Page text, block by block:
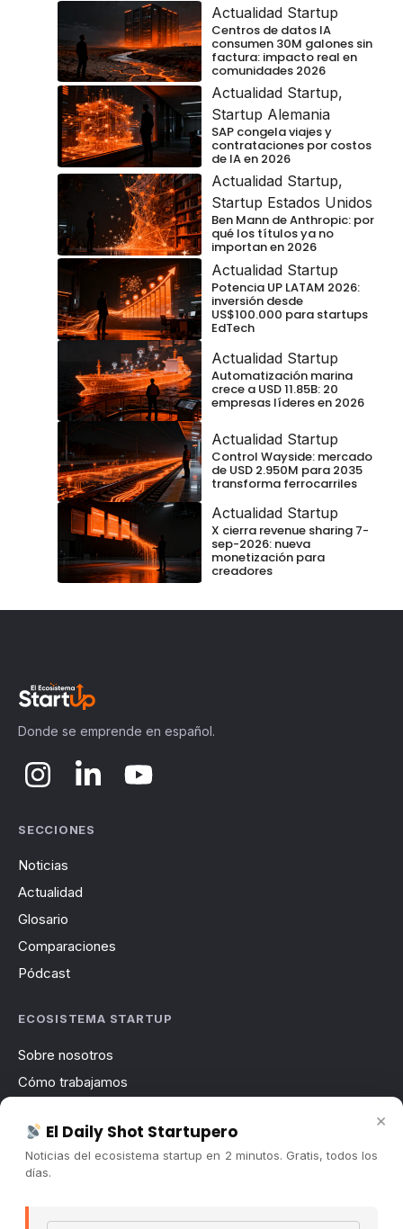
Actualidad Startup
Centros de datos IA
consumen 30M galones sin
factura: impacto real en
comunidades 2026
Actualidad Startup,
Startup Alemania
SAP congela viajes y
contrataciones por costos
de IA en 2026
Actualidad Startup,
Startup Estados Unidos
Ben Mann de Anthropic: por
qué los títulos ya no
importan en 2026
Actualidad Startup
Potencia UP LATAM 2026:
inversión desde
US$100.000 para startups
EdTech
Actualidad Startup
Automatización marina
crece a USD 11.85B: 20
empresas líderes en 2026
Actualidad Startup
Control Wayside: mercado
de USD 2.950M para 2035
transforma ferrocarriles
Actualidad Startup
X cierra revenue sharing 7-
sep-2026: nueva
monetización para
creadores
Donde se emprende en español.
SECCIONES
Noticias
Actualidad
Glosario
Comparaciones
Pódcast
ECOSISTEMA STARTUP
Sobre nosotros
Cómo trabajamos
Contacto
Publicidad
×
El Daily Shot Startupero
Noticias del ecosistema startup en 2 minutos. Gratis, todos los
días.